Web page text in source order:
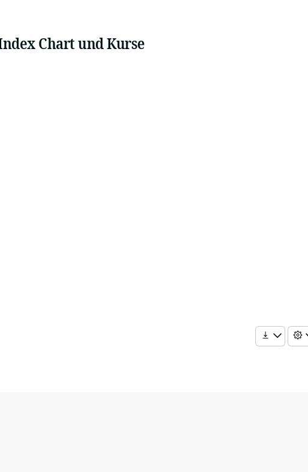
Chart und Kurse